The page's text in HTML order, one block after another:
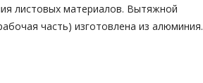
листовых материалов. Вытяжной
часть) изготовлена из алюминия.